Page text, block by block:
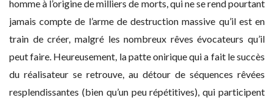
homme à l’origine de milliers de morts, qui ne se rend pourtant
jamais compte de l’arme de destruction massive qu’il est en
train de créer, malgré les nombreux rêves évocateurs qu’il
peut faire. Heureusement, la patte onirique qui a fait le succès
du réalisateur se retrouve, au détour de séquences rêvées
resplendissantes (bien qu’un peu répétitives), qui participent